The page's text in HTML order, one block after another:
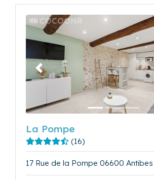
Précédent
La Pompe
(16)
17 Rue de la Pompe 06600 Antibes